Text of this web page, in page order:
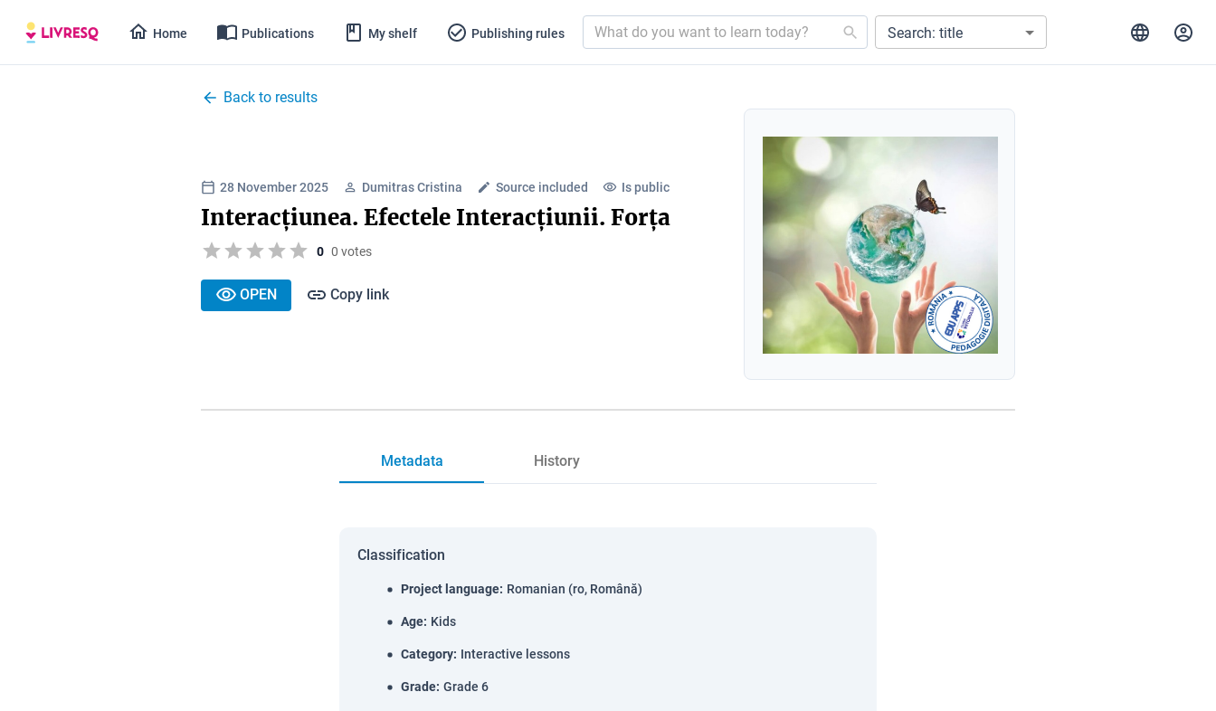
Home Publications My shelf Publishing rules Search: title
Back to results
28 November 2025 Dumitras Cristina Source included Is public
Interacțiunea. Efectele Interacțiunii. Forța
0 0 votes
OPEN Copy link
Metadata History
Classification
Project language: Romanian (ro, Română)
Age: Kids
Category: Interactive lessons
Grade: Grade 6